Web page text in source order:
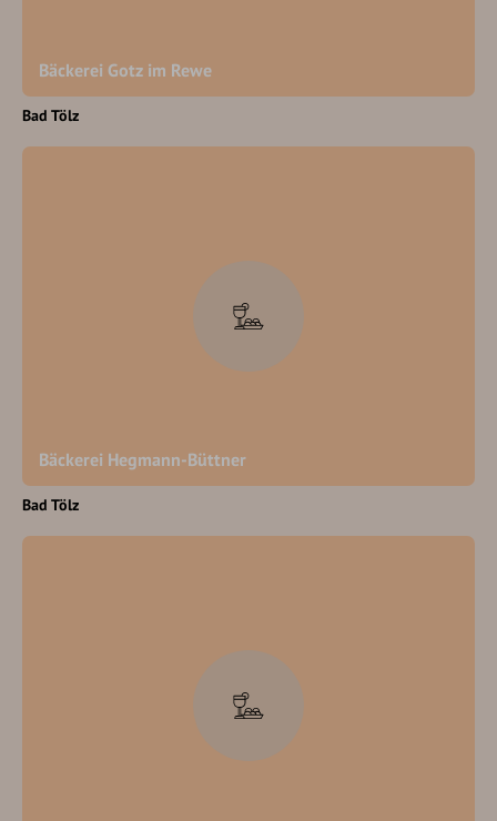
Bäckerei Gotz im Rewe
Bad Tölz
Bäckerei Hegmann-Büttner
Bad Tölz